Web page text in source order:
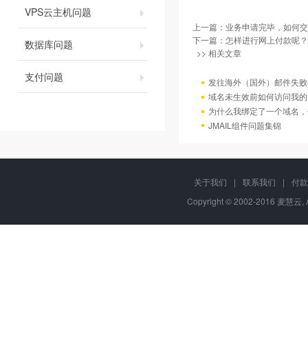
VPS云主机问题
数据库问题
支付问题
上一篇： 业务申请完毕，如何
下一篇： 怎样进行网上付款呢？
>> 相关文章
发往海外（国外）邮件失
域名未生效前如何访问我
为什么我绑定了一个域名
JMAIL组件问题集锦
关于我们 | 联系我们 |
付
Copyright © 2002-2016 麦慧云